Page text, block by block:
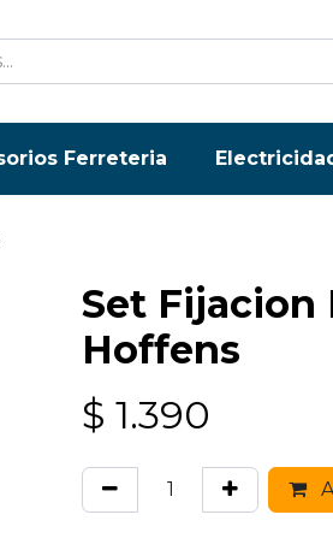
Ferreteria
Set Fijacion
Hoffens
$ 1.390